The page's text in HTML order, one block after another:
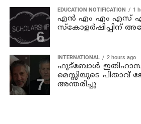
EDUCATION NOTIFICATION 1
എൻ എം എം എസ്
സ്കോളർഷിപ്പിന്
INTERNATIONAL 2 hours ago
ഫുട്ബോൾ
മെസ്സിയുടെ പിതാവ്
അന്തരിച്ചു